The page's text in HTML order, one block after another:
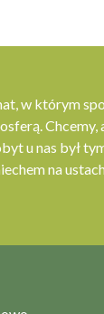
w którym
Chcemy,
u nas był
na